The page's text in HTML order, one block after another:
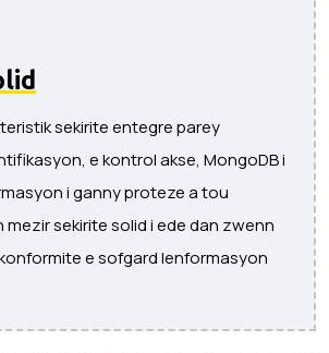
sekirite entegre parey
e kontrol akse, MongoDB i
i ganny proteze a tou
mezir sekirite solid i ede dan zwenn
e sofgard lenformasyon